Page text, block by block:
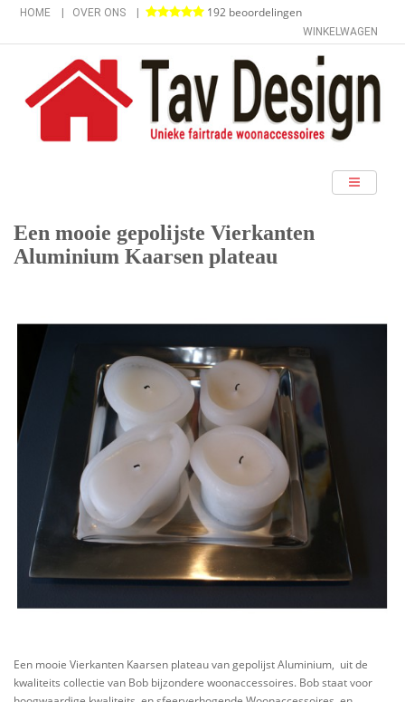
HOME OVER ONS 192 beoordelingen
WINKELWAGEN
Een mooie gepolijste Vierkanten
Aluminium Kaarsen plateau
Een mooie Vierkanten Kaarsen plateau van gepolijst Aluminium, uit de
kwaliteits collectie van Bob bijzondere woonaccessoires. Bob staat voor